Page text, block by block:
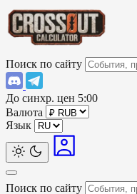
Поиск по сайту
До синхр. цен 5:00
Валюта
Язык
Поиск по сайту